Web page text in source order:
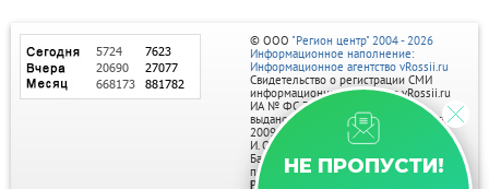
НЕ ПРОПУСТИ!
© ООО "Регион центр" 2004 - 2026
Информационное наполнение:
Информационное агентство vRossii.ru
Свидетельство о регистрации СМИ
информационного агентства vRossii.ru
ИА № ФС 77‑35502
выдано РОСКОМНАДЗОРом 04 марта
2009г.
И. О. Главного редактора Нарыков А. Н.
Баннеры на портале размещаются на
правах рекламы.
Реклама на портале: